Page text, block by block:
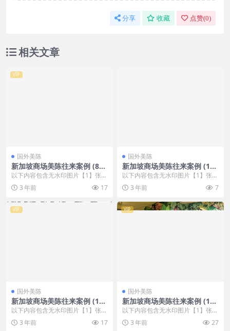
分享 收藏 点赞(0)
相关文章
VIP
国外美陈
新加坡商场美陈往来案例 (86
1)岳阳市灯光美陈
以下内容包含无水印图片【1】张
，开通会员无障碍浏览 开通VIP会
员 3 年前 17
国外美陈
新加坡商场美陈往来案例 (183
2)昆明市美陈方案
以下内容包含无水印图片【1】张
，开通会员无障碍浏览 开通VIP会
员 3 年前 7
VIP
国外美陈
新加坡商场美陈往来案例 (19
2)盐城市美陈
以下内容包含无水印图片【1】张
，开通会员无障碍浏览 开通VIP会
员 3 年前 17
VIP
国外美陈
新加坡商场美陈往来案例 (185
2)榆林市美陈联盟
以下内容包含无水印图片【1】张
，开通会员无障碍浏览 开通VIP会
员 3 年前 27